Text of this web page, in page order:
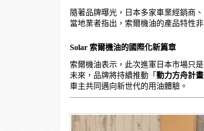
隨著品牌曝光，日本多家車業經銷商
當地業者指出，索爾機油的產品特性
Solar 索爾機油的國際化新篇章
索爾機油表示，此次進軍日本市場只是
未來，品牌將持續推動「 動力方舟計畫
車主共同邁向新世代的用油體驗。